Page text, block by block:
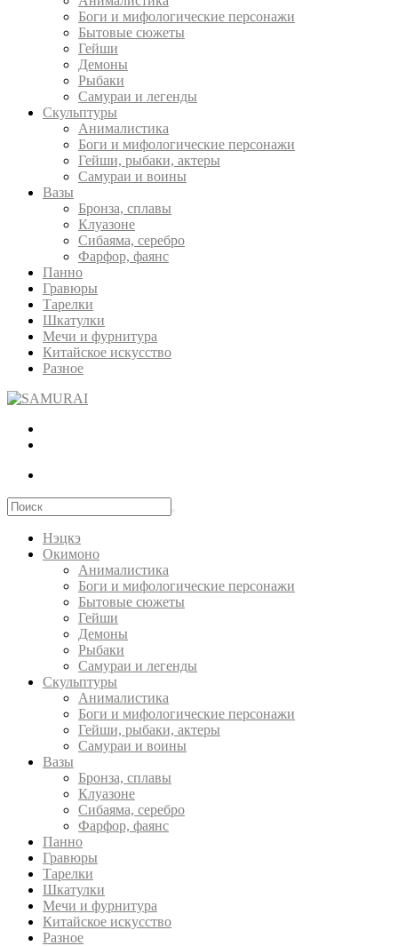
Боги и мифологические персонажи
Бытовые сюжеты
Гейши
Демоны
Рыбаки
Самураи и легенды
Скульптуры
Анималистика
Боги и мифологические персонажи
Гейши, рыбаки, актеры
Самураи и воины
Вазы
Бронза, сплавы
Клуазоне
Сибаяма, серебро
Фарфор, фаянс
Панно
Гравюры
Тарелки
Шкатулки
Мечи и фурнитура
Китайское искусство
Разное
Нэцкэ
Окимоно
Анималистика
Боги и мифологические персонажи
Бытовые сюжеты
Гейши
Демоны
Рыбаки
Самураи и легенды
Скульптуры
Анималистика
Боги и мифологические персонажи
Гейши, рыбаки, актеры
Самураи и воины
Вазы
Бронза, сплавы
Клуазоне
Сибаяма, серебро
Фарфор, фаянс
Панно
Гравюры
Тарелки
Шкатулки
Мечи и фурнитура
Китайское искусство
Разное